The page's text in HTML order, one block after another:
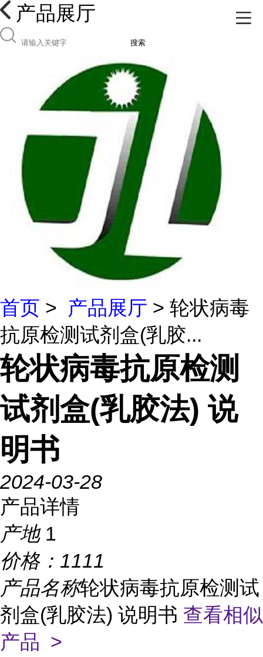
产品展厅
搜索
首页 > 产品展厅 > 轮状病毒
抗原检测试剂盒(乳胶...
轮状病毒抗原检测
试剂盒(乳胶法) 说
明书
2024-03-28
产品详情
产地 1
价格： 1111
产品名称轮状病毒抗原检测试
剂盒(乳胶法) 说明书 查看相似
产品 >